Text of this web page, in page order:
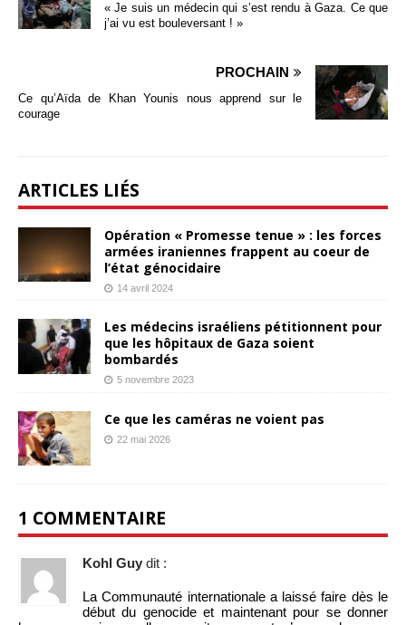
« Je suis un médecin qui s’est rendu à Gaza. Ce que
j’ai vu est bouleversant ! »
PROCHAIN
Ce qu’Aïda de Khan Younis nous apprend sur le
courage
ARTICLES LIÉS
Opération « Promesse tenue » : les forces
armées iraniennes frappent au coeur de
l’état génocidaire
14 avril 2024
Les médecins israéliens pétitionnent pour
que les hôpitaux de Gaza soient
bombardés
5 novembre 2023
Ce que les caméras ne voient pas
22 mai 2026
1 COMMENTAIRE
Kohl Guy dit :
La Communauté internationale a laissé faire dès le
début du genocide et maintenant pour se donner